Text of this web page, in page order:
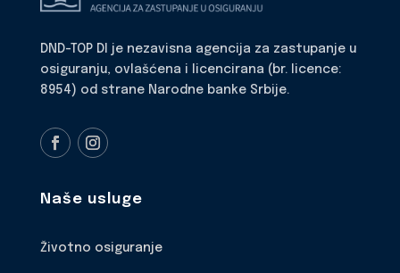
DND-TOP DI je nezavisna agencija za zastupanje u
osiguranju, ovlašćena i licencirana (br. licence:
8954) od strane Narodne banke Srbije.
Naše usluge
Životno osiguranje